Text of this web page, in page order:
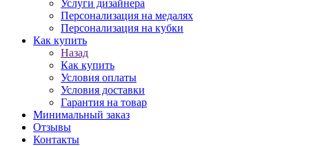
Услуги дизайнера
Персонализация на медалях
Персонализация на кубки
Как купить
Назад
Как купить
Условия оплаты
Условия доставки
Гарантия на товар
Минимальный заказ
Отзывы
Контакты